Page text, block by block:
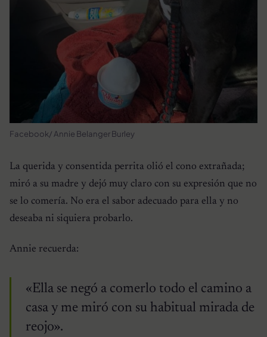
Facebook/ Annie Belanger Burley
La querida y consentida perrita olió el cono extrañada;
miró a su madre y dejó muy claro con su expresión que no
se lo comería. No era el sabor adecuado para ella y no
deseaba ni siquiera probarlo.
Annie recuerda:
«Ella se negó a comerlo todo el camino a
casa y me miró con su habitual mirada de
reojo».